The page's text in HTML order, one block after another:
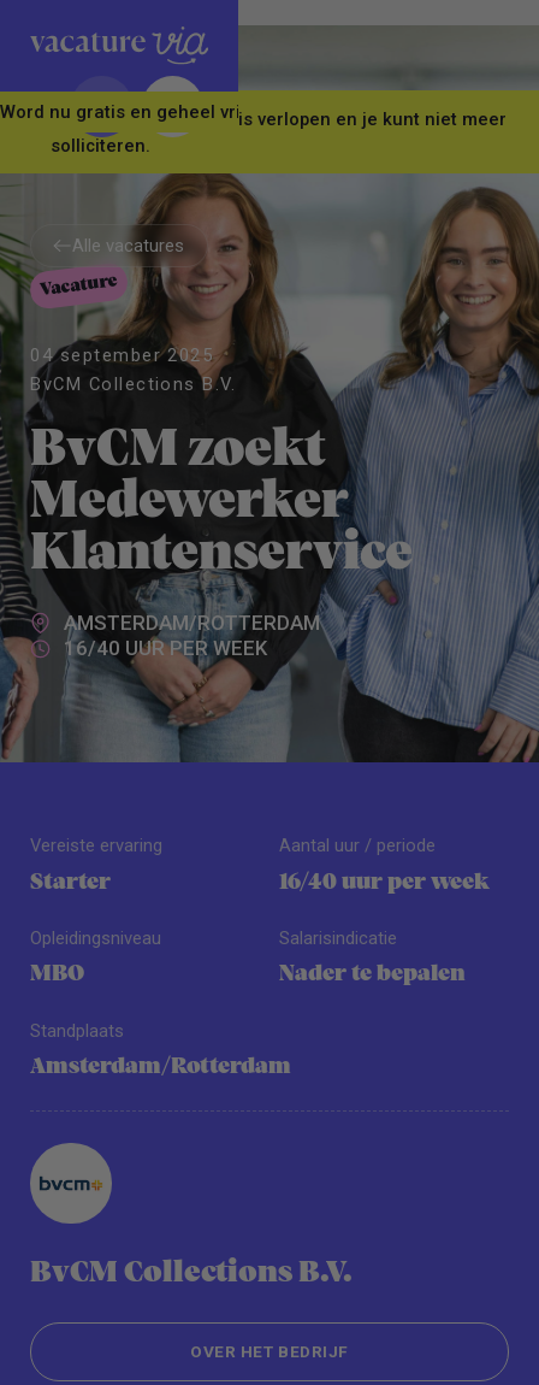
Word nu gratis en geheel vrijblijvend lid van ons Vacature Via
Let op! Deze vacature is verlopen en je kunt niet meer
solliciteren.
Alle vacatures
Alle vacatures
Vacature
04 september 2025
BvCM Collections B.V.
BvCM zoekt
Medewerker
Klantenservice
AMSTERDAM/ROTTERDAM
16/40 UUR PER WEEK
Vereiste ervaring
Starter
Opleidingsniveau
MBO
Standplaats
Amsterdam/Rotterdam
Aantal uur / periode
16/40 uur per week
Salarisindicatie
Nader te bepalen
BvCM Collections B.V.
OVER HET BEDRIJF